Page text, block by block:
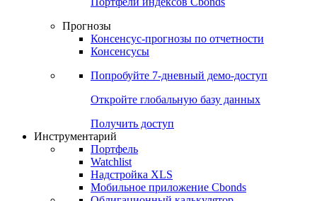
Прогнозы
Консенсус-прогнозы по отчетности
Консенсусы
Попробуйте 7-дневный демо-доступ
Откройте глобальную базу данных
Получить доступ
Инструментарий
Портфель
Watchlist
Надстройка XLS
Мобильное приложение Cbonds